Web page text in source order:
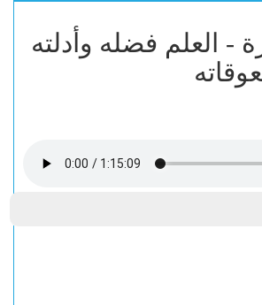
- العلم فضله وأدلته